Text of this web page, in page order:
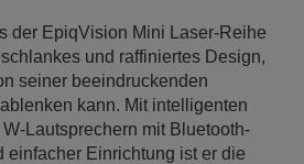
der EpiqVision Mini Laser-Reihe
und raffiniertes Design,
seiner beeindruckenden
kann. Mit intelligenten
Lautsprechern mit Bluetooth-
einfacher Einrichtung ist er die